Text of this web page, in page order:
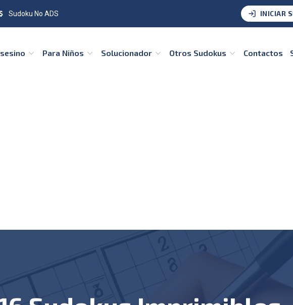
Sudoku No ADS INICIAR
Asesino Para Niños Solucionador Otros Sudokus Contactos